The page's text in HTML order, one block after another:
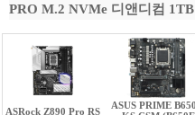
PRO M.2 NVMe 디앤디컴 1TB